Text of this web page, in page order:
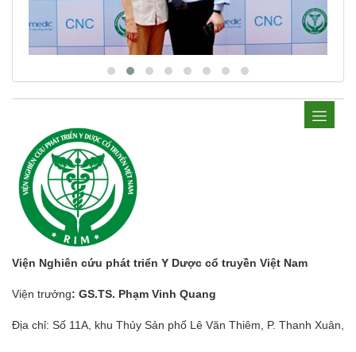
Viện Nghiên cứu phát triển Y Dược cổ truyền Việt Nam
Viện trưởng: GS.TS. Phạm Vinh Quang
Địa chỉ: Số 11A, khu Thủy Sản phố Lê Văn Thiêm, P. Thanh Xuân,